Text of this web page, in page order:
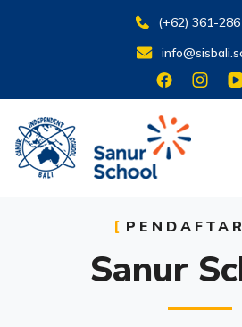
(+62) 361-
Sanur